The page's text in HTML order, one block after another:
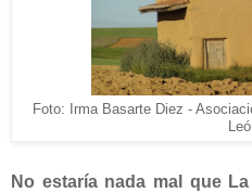
Foto: Irma Basarte Diez -
No estaría nada mal que